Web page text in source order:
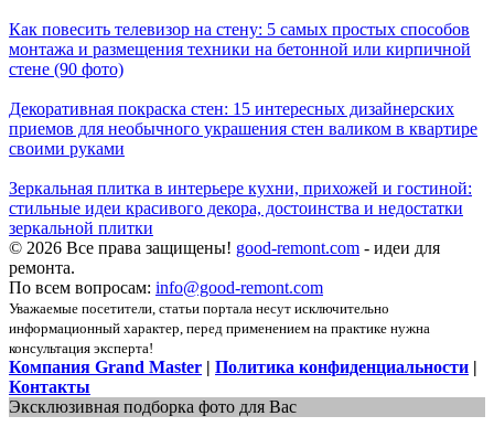
Как повесить телевизор на стену: 5 самых простых способов
монтажа и размещения техники на бетонной или кирпичной
стене (90 фото)
Декоративная покраска стен: 15 интересных дизайнерских
приемов для необычного украшения стен валиком в квартире
своими руками
Зеркальная плитка в интерьере кухни, прихожей и гостиной:
стильные идеи красивого декора, достоинства и недостатки
зеркальной плитки
© 2026 Все права защищены! good-remont.com - идеи для
ремонта.
По всем вопросам: info@good-remont.com
Уважаемые посетители, статьи портала несут исключительно
информационный характер, перед применением на практике нужна
консультация эксперта!
Компания Grand Master | Политика конфиденциальности |
Контакты
Эксклюзивная подборка фото для Вас